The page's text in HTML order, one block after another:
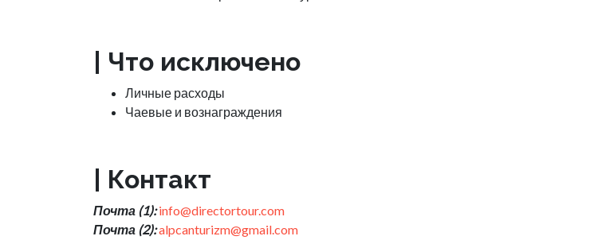
| Что исключено
Личные расходы
Чаевые и вознаграждения
| Контакт
Почта (1): info@directortour.com
Почта (2):alpcanturizm@gmail.com